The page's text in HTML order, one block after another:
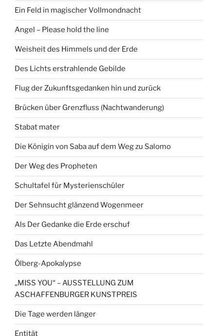
Ein Feld in magischer Vollmondnacht
Angel – Please hold the line
Weisheit des Himmels und der Erde
Des Lichts erstrahlende Gebilde
Flug der Zukunftsgedanken hin und zurück
Brücken über Grenzfluss (Nachtwanderung)
Stabat mater
Die Königin von Saba auf dem Weg zu Salomo
Der Weg des Propheten
Schultafel für Mysterienschüler
Der Sehnsucht glänzend Wogenmeer
Als Der Gedanke die Erde erschuf
Das Letzte Abendmahl
Ölberg-Apokalypse
„MISS YOU“ – AUSSTELLUNG ZUM
ASCHAFFENBURGER KUNSTPREIS
Die Tage werden länger
Entität